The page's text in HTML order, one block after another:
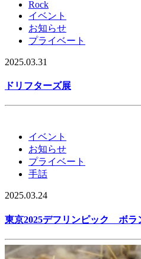
Rock
イベント
お知らせ
プライベート
2025.03.31
ドリフターズ展
イベント
お知らせ
プライベート
手話
2025.03.24
東京2025デフリンピック ボラ